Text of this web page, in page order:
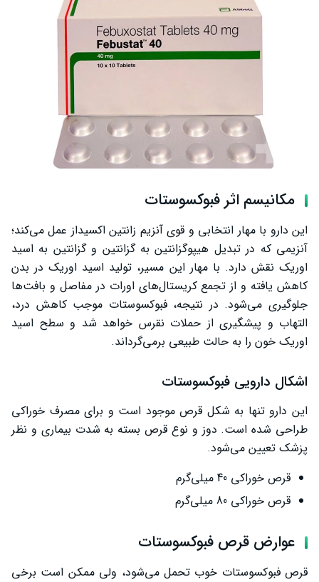
مکانیسم اثر فبوکسوستات
این دارو با مهار انتخابی و قوی آنزیم زانتین اکسیداز عمل می‌کند؛
آنزیمی که در تبدیل هیپوگزانتین به گزانتین و گزانتین به اسید
اوریک نقش دارد. با مهار این مسیر، تولید اسید اوریک در بدن
کاهش یافته و از تجمع کریستال‌های اورات در مفاصل و بافت‌ها
جلوگیری می‌شود. در نتیجه، فبوکسوستات موجب کاهش درد،
التهاب و پیشگیری از حملات نقرس خواهد شد و سطح اسید
اوریک خون را به حالت طبیعی برمی‌گرداند.
اشکال دارویی فبوکسوستات
این دارو تنها به شکل قرص موجود است و برای مصرف خوراکی
طراحی شده است. دوز و نوع قرص بسته به شدت بیماری و نظر
پزشک تعیین می‌شود.
قرص خوراکی 40 میلی‌گرم
قرص خوراکی 80 میلی‌گرم
عوارض قرص فبوکسوستات
قرص فبوکسوستات خوب تحمل می‌شود، ولی ممکن است برخی